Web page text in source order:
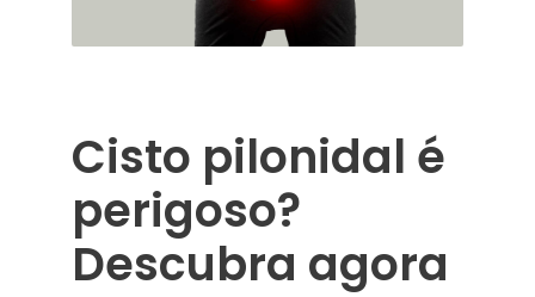
Cisto pilonidal é
perigoso?
Descubra agora